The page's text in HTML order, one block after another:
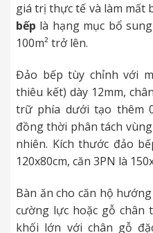
giá trị thực tế và làm mất
bếp là hạng mục bổ
100m² trở lên.
Đảo bếp tùy chỉnh với
thiêu kết) dày 12mm,
trữ phía dưới tạo thêm
đồng thời phân tách
nhiên. Kích thước đảo
120x80cm, căn 3PN là
Bàn ăn cho căn hộ
cường lực hoặc gỗ chân
khối lớn với chân gỗ